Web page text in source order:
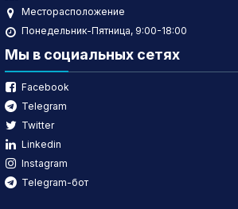
Месторасположение
Понедельник-Пятница, 9:00-18:00
Мы в социальных сетях
Facebook
Telegram
Twitter
Linkedin
Instagram
Telegram-бот